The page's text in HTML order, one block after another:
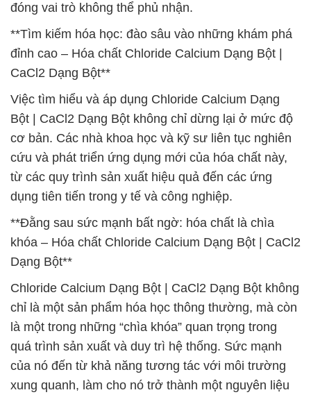
đóng vai trò không thể phủ nhận.
**Tìm kiếm hóa học: đào sâu vào những khám phá
đỉnh cao – Hóa chất Chloride Calcium Dạng Bột |
CaCl2 Dạng Bột**
Việc tìm hiểu và áp dụng Chloride Calcium Dạng
Bột | CaCl2 Dạng Bột không chỉ dừng lại ở mức độ
cơ bản. Các nhà khoa học và kỹ sư liên tục nghiên
cứu và phát triển ứng dụng mới của hóa chất này,
từ các quy trình sản xuất hiệu quả đến các ứng
dụng tiên tiến trong y tế và công nghiệp.
**Đằng sau sức mạnh bất ngờ: hóa chất là chìa
khóa – Hóa chất Chloride Calcium Dạng Bột | CaCl2
Dạng Bột**
Chloride Calcium Dạng Bột | CaCl2 Dạng Bột không
chỉ là một sản phẩm hóa học thông thường, mà còn
là một trong những “chìa khóa” quan trọng trong
quá trình sản xuất và duy trì hệ thống. Sức mạnh
của nó đến từ khả năng tương tác với môi trường
xung quanh, làm cho nó trở thành một nguyên liệu